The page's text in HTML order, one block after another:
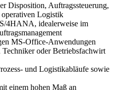
Disposition, Auftragssteuerung,
Logistik
4HANA, idealerweise im
MS-Office-Anwendungen
oder Betriebsfachwirt
und Logistikabläufe sowie
einem hohen Maß an